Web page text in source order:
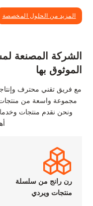
المزيد من الحلول المخصصة
الشركة المصنعة
الموثوق بها
مجموعة واسعة من منتجات
ونحن نقدم منتجات
رن رانج من سلسلة
منتجات ويردي